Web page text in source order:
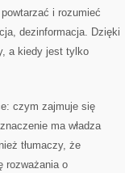
i rozumieć
dezinformacja. Dzięki
a kiedy jest tylko
czym zajmuje się
ma władza
tłumaczy, że
rozważania o